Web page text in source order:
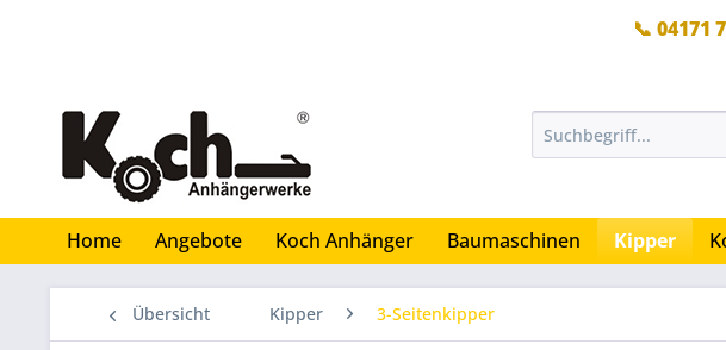
📞 04171
Home Angebote Koch Anhänger Baumaschinen Kipper
Übersicht Kipper 3-Seitenkipper